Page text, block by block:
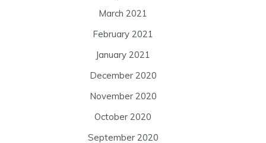
March 2021
February 2021
January 2021
December 2020
November 2020
October 2020
September 2020